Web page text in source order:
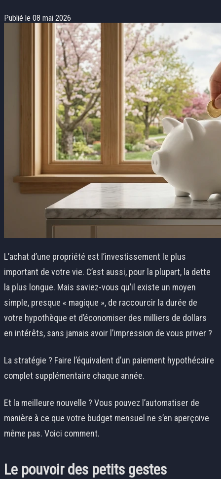
Publié le 08 mai 2026
L’achat d’une propriété est l’investissement le plus
important de votre vie. C’est aussi, pour la plupart, la dette
la plus longue. Mais saviez-vous qu’il existe un moyen
simple, presque « magique », de raccourcir la durée de
votre hypothèque et d’économiser des milliers de dollars
en intérêts, sans jamais avoir l’impression de vous priver ?
La stratégie ? Faire l’équivalent d’un paiement hypothécaire
complet supplémentaire chaque année.
Et la meilleure nouvelle ? Vous pouvez l’automatiser de
manière à ce que votre budget mensuel ne s’en aperçoive
même pas. Voici comment.
Le pouvoir des petits gestes